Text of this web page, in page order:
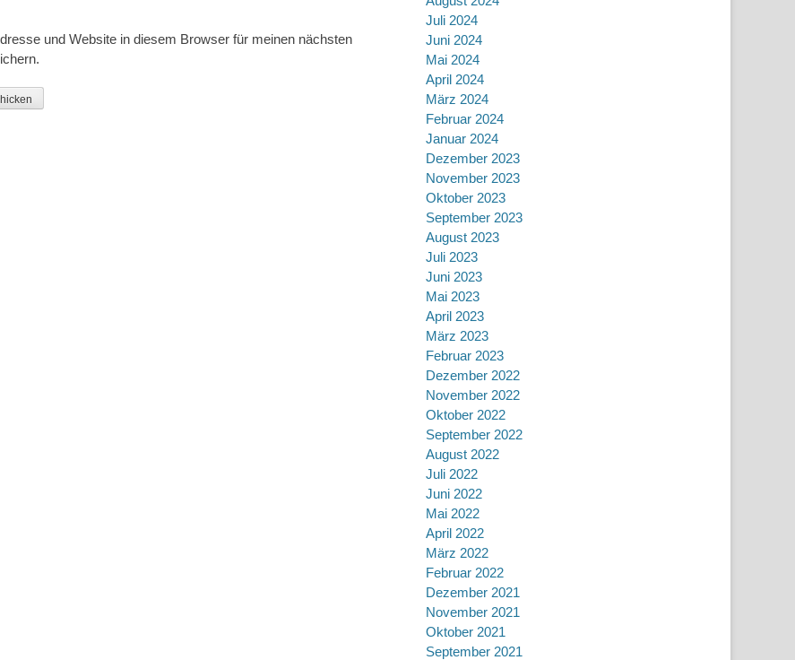
und Website in diesem Browser für meinen nächsten
Juli 2024
Juni 2024
Mai 2024
April 2024
März 2024
Februar 2024
Januar 2024
Dezember 2023
November 2023
Oktober 2023
September 2023
August 2023
Juli 2023
Juni 2023
Mai 2023
April 2023
März 2023
Februar 2023
Dezember 2022
November 2022
Oktober 2022
September 2022
August 2022
Juli 2022
Juni 2022
Mai 2022
April 2022
März 2022
Februar 2022
Dezember 2021
November 2021
Oktober 2021
September 2021